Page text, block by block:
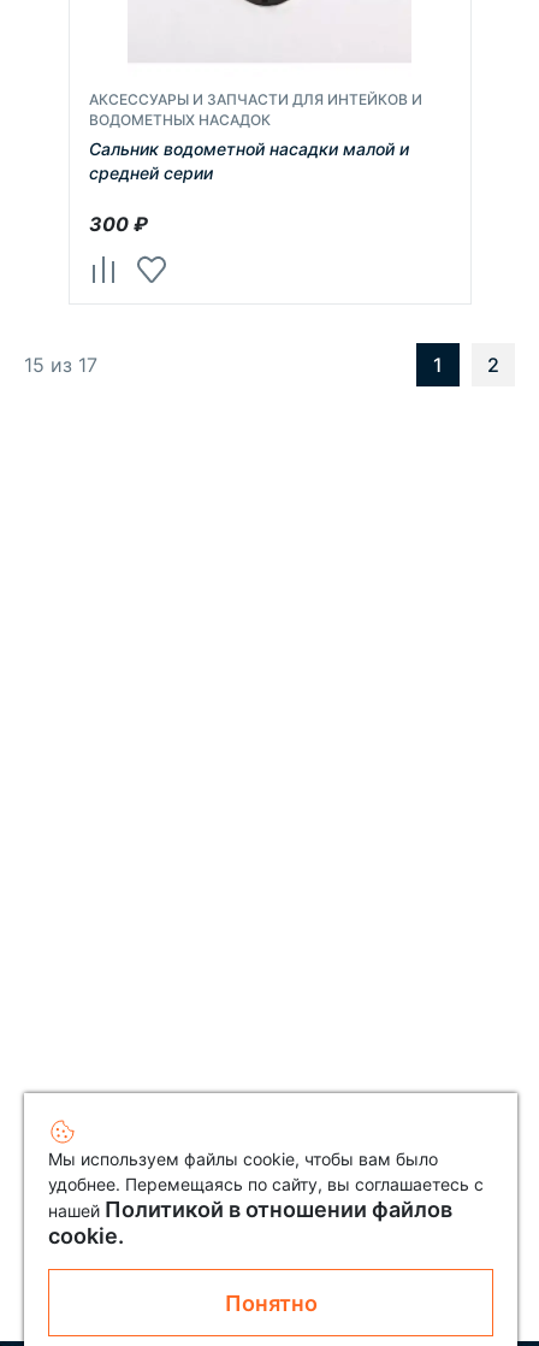
АКСЕССУАРЫ И ЗАПЧАСТИ ДЛЯ ИНТЕЙКОВ И
ВОДОМЕТНЫХ НАСАДОК
Сальник водометной насадки малой и
средней серии
300₽
15 из 17 1 2
Мы используем файлы cookie, чтобы вам было
удобнее. Перемещаясь по сайту, вы соглашаетесь с
нашей Политикой в отношении файлов
cookie.
Понятно